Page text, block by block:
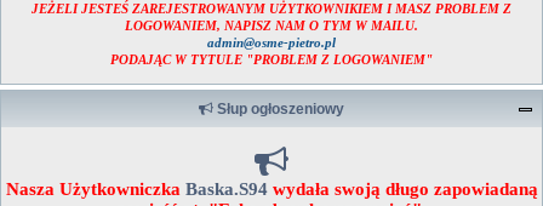
JEŻELI JESTEŚ ZAREJESTROWANYM UŻYTKOWNIKIEM I MASZ PROBLEM Z
LOGOWANIEM, NAPISZ NAM O TYM W MAILU.
admin@osme-pietro.pl
PODAJĄC W TYTULE "PROBLEM Z LOGOWANIEM"
Słup ogłoszeniowy
Nasza Użytkowniczka Baska.S94 wydała swoją długo zapowiadaną